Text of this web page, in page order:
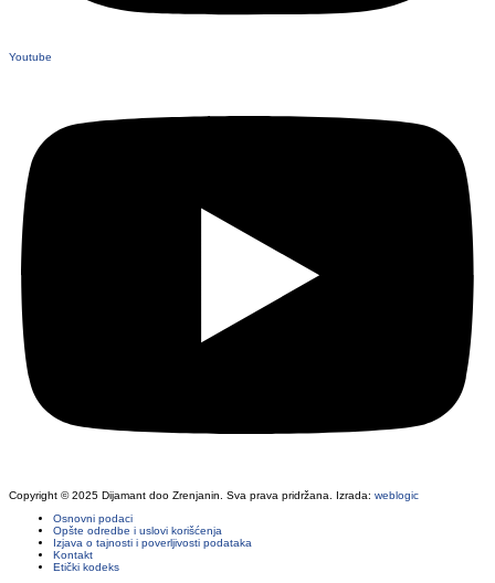
Youtube
Copyright © 2025 Dijamant doo Zrenjanin. Sva prava pridržana. Izrada: weblogic
Osnovni podaci
Opšte odredbe i uslovi korišćenja
Izjava o tajnosti i poverljivosti podataka
Kontakt
Etički kodeks